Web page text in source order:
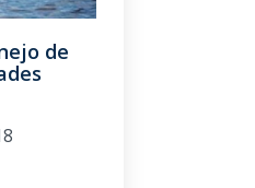
de